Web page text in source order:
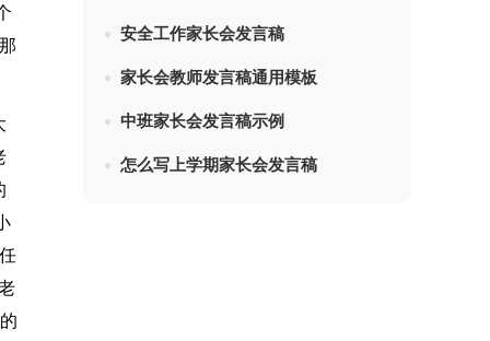
安全工作家长会发言稿
家长会教师发言稿通用模板
中班家长会发言稿示例
怎么写上学期家长会发言稿